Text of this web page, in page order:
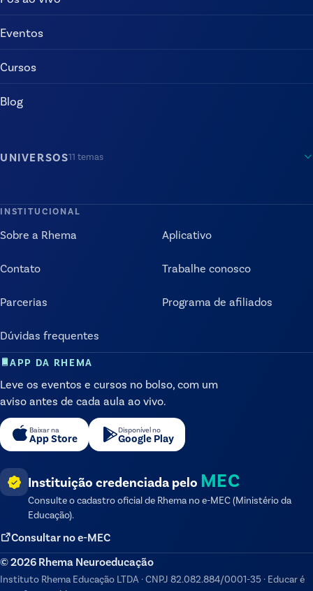
Eventos
Cursos
Blog
UNIVERSOS11 temas
INSTITUCIONAL
Sobre a Rhema Aplicativo
Contato Trabalhe conosco
Parcerias Programa de afiliados
Dúvidas frequentes
APP DA RHEMA
Leve os eventos e cursos no bolso, com um
aviso antes de cada aula ao vivo.
Baixar na
App Store
Disponível no
Google Play
Instituição credenciada pelo MEC
Consulte o cadastro oficial de Rhema no e-MEC (Ministério da
Educação).
Consultar no e-MEC
©2026 Rhema Neuroeducação
Instituto Rhema Educação LTDA ·CNPJ 82.082.884/0001-35 · Educar é